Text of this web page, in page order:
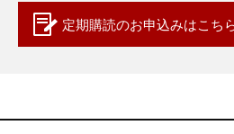
定期購読のお申込みはこち